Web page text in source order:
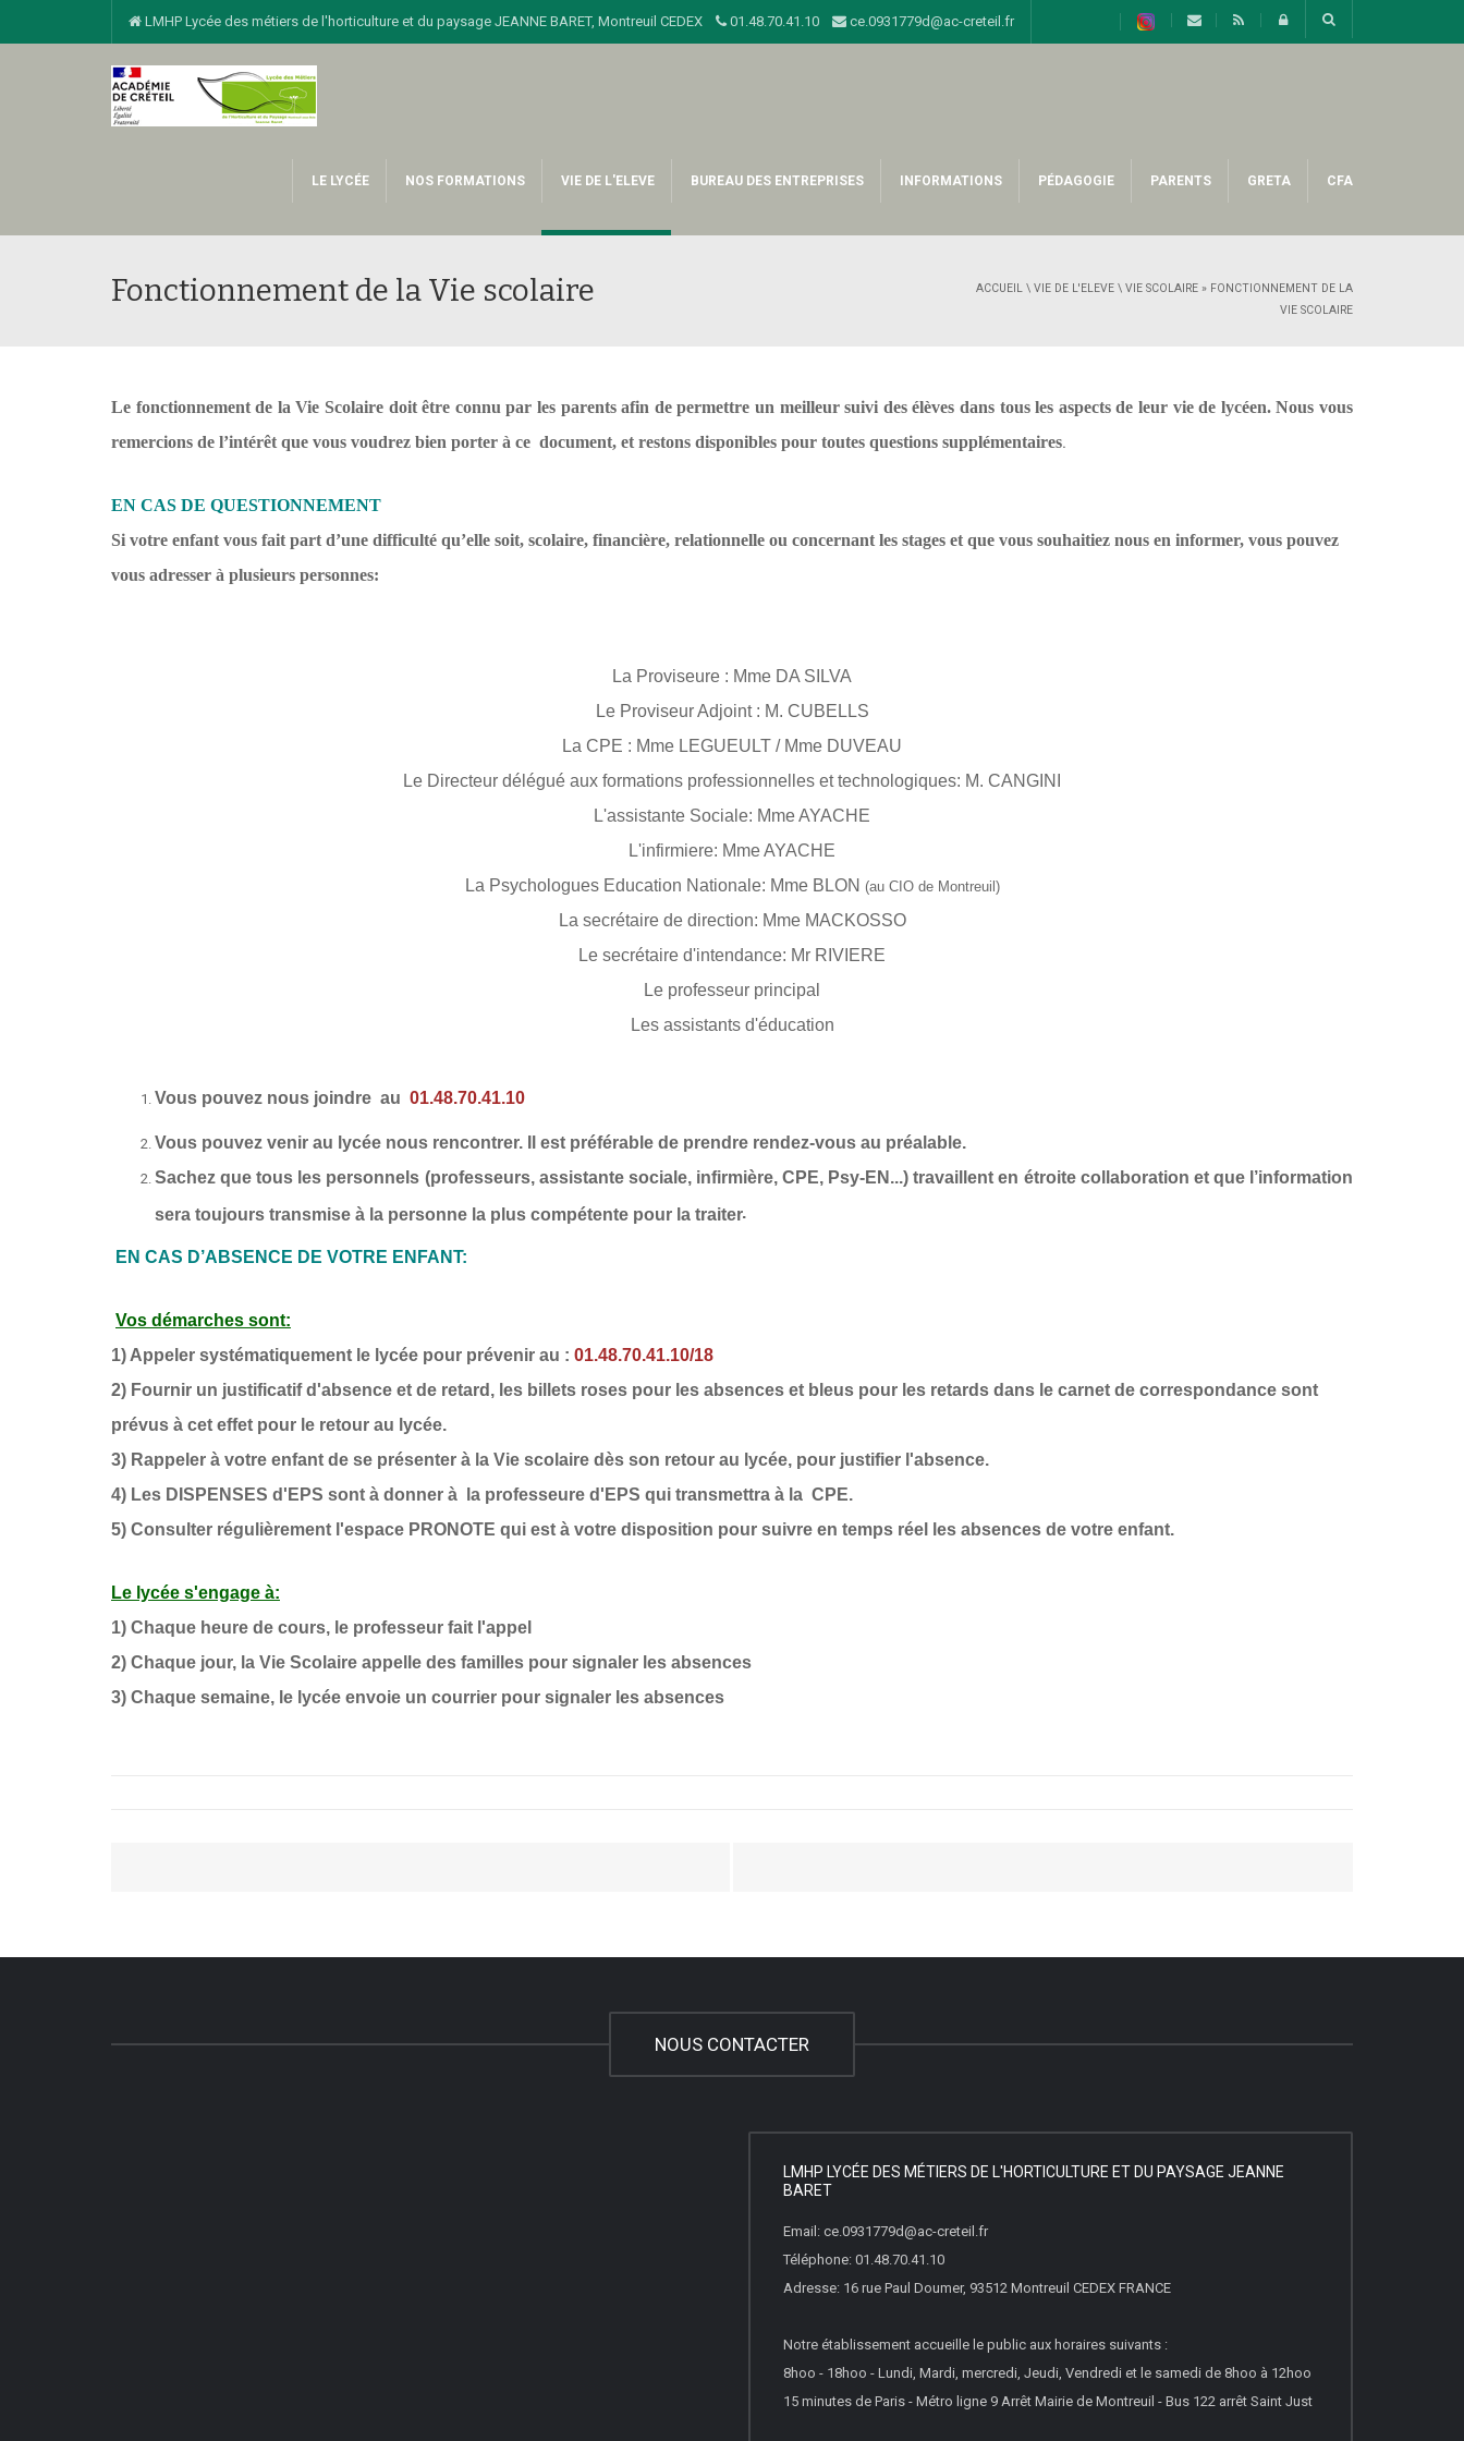
LMHP Lycée des métiers de l'horticulture et du paysage JEANNE BARET, Montreuil CEDEX 01.48.70.41.10 ce.0931779d@ac-creteil.fr
LE LYCÉE NOS FORMATIONS VIE DE L'ELEVE BUREAU DES ENTREPRISES INFORMATIONS PÉDAGOGIE PARENTS GRETA CFA
Fonctionnement de la Vie scolaire ACCUEIL \ VIE DE L'ELEVE \ VIE SCOLAIRE » FONCTIONNEMENT DE LA
VIE SCOLAIRE
Le fonctionnement de la Vie Scolaire doit être connu par les parents afin de permettre un meilleur suivi des élèves dans tous les aspects de leur vie de lycéen. Nous vous
remercions de l’intérêt que vous voudrez bien porter à ce document, et restons disponibles pour toutes questions supplémentaires.
EN CAS DE QUESTIONNEMENT
Si votre enfant vous fait part d’une difficulté qu’elle soit, scolaire, financière, relationnelle ou concernant les stages et que vous souhaitiez nous en informer, vous pouvez
vous adresser à plusieurs personnes:
La Proviseure : Mme DA SILVA
Le Proviseur Adjoint : M. CUBELLS
La CPE : Mme LEGUEULT / Mme DUVEAU
Le Directeur délégué aux formations professionnelles et technologiques: M. CANGINI
L'assistante Sociale: Mme AYACHE
L'infirmiere: Mme AYACHE
La Psychologues Education Nationale: Mme BLON (au CIO de Montreuil)
La secrétaire de direction: Mme MACKOSSO
Le secrétaire d'intendance: Mr RIVIERE
Le professeur principal
Les assistants d'éducation
Vous pouvez nous joindre au 01.48.70.41.10
Vous pouvez venir au lycée nous rencontrer. Il est préférable de prendre rendez-vous au préalable.
Sachez que tous les personnels (professeurs, assistante sociale, infirmière, CPE, Psy-EN...) travaillent en étroite collaboration et que l’information
sera toujours transmise à la personne la plus compétente pour la traiter.
EN CAS D’ABSENCE DE VOTRE ENFANT:
Vos démarches sont:
1) Appeler systématiquement le lycée pour prévenir au : 01.48.70.41.10/18
2) Fournir un justificatif d'absence et de retard, les billets roses pour les absences et bleus pour les retards dans le carnet de correspondance sont
prévus à cet effet pour le retour au lycée.
3) Rappeler à votre enfant de se présenter à la Vie scolaire dès son retour au lycée, pour justifier l'absence.
4) Les DISPENSES d'EPS sont à donner à la professeure d'EPS qui transmettra à la CPE.
5) Consulter régulièrement l'espace PRONOTE qui est à votre disposition pour suivre en temps réel les absences de votre enfant.
Le lycée s'engage à:
1) Chaque heure de cours, le professeur fait l'appel
2) Chaque jour, la Vie Scolaire appelle des familles pour signaler les absences
3) Chaque semaine, le lycée envoie un courrier pour signaler les absences
NOUS CONTACTER
LMHP LYCÉE DES MÉTIERS DE L'HORTICULTURE ET DU PAYSAGE JEANNE
BARET
Email: ce.0931779d@ac-creteil.fr
Téléphone: 01.48.70.41.10
Adresse: 16 rue Paul Doumer, 93512 Montreuil CEDEX FRANCE
Notre établissement accueille le public aux horaires suivants :
8hoo - 18hoo - Lundi, Mardi, mercredi, Jeudi, Vendredi et le samedi de 8hoo à 12hoo
15 minutes de Paris - Métro ligne 9 Arrêt Mairie de Montreuil - Bus 122 arrêt Saint Just